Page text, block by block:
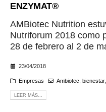
ENZYMAT®
AMBiotec Nutrition
Nutriforum 2018 como
28 de febrero al 2 de
23/04/2018
Empresas Ambiotec bienestar,
LEER MÁS...